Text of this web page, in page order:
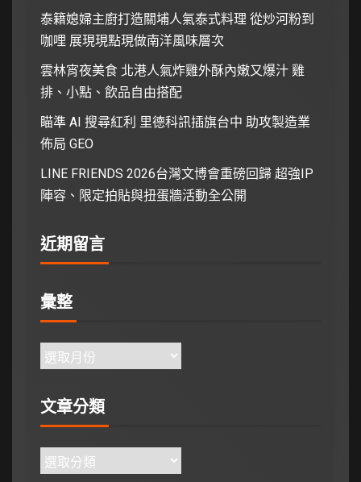
泰籍媳婦主廚打造關埔人氣泰式料理 從炒河粉到
咖哩 展現現點現做南洋風味層次
雲林宵夜美食 北港人氣炸雞外酥內嫩又爆汁 雞
排、小點、飲品自由搭配
瞄準 AI 搜尋紅利 里德科訊插旗台中 助攻製造業
佈局 GEO
LINE FRIENDS 2026台灣文博會重磅回歸 超強IP
陣容、限定拍貼與扭蛋牆活動全公開
近期留言
彙整
文章分類